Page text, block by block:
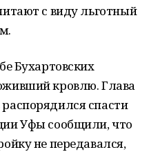
с виду льготный
Бухартовских
кровлю. Глава
спасти
Уфы сообщили, что
не передавался,